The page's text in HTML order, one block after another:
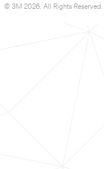
© 3M 2026. All Rights Reserved.